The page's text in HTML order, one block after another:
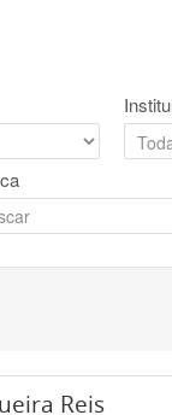
Reis